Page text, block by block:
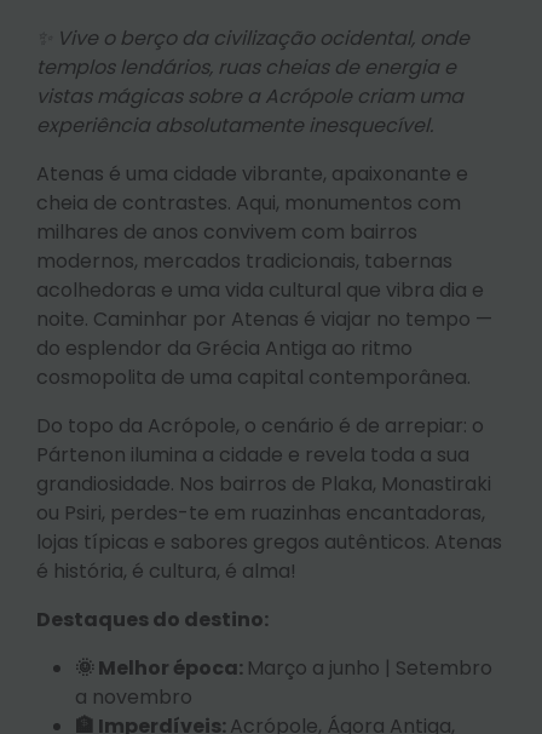
✨ Vive o berço da civilização ocidental, onde
templos lendários, ruas cheias de energia e
vistas mágicas sobre a Acrópole criam uma
experiência absolutamente inesquecível.
Atenas é uma cidade vibrante, apaixonante e
cheia de contrastes. Aqui, monumentos com
milhares de anos convivem com bairros
modernos, mercados tradicionais, tabernas
acolhedoras e uma vida cultural que vibra dia e
noite. Caminhar por Atenas é viajar no tempo —
do esplendor da Grécia Antiga ao ritmo
cosmopolita de uma capital contemporânea.
Do topo da Acrópole, o cenário é de arrepiar: o
Pártenon ilumina a cidade e revela toda a sua
grandiosidade. Nos bairros de Plaka, Monastiraki
ou Psiri, perdes-te em ruazinhas encantadoras,
lojas típicas e sabores gregos autênticos. Atenas
é história, é cultura, é alma!
Destaques do destino:
🌞 Melhor época: Março a junho | Setembro
a novembro
🏦 Imperdíveis:Acrópole, Ágora Antiga,